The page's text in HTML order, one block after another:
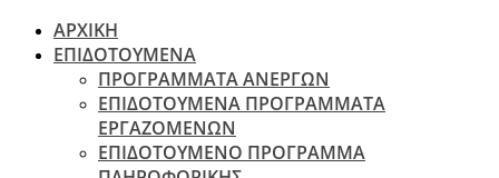
ΑΡΧΙΚΗ
ΕΠΙΔΟΤΟΥΜΕΝΑ
ΠΡΟΓΡΑΜΜΑΤΑ ΑΝΕΡΓΩΝ
ΕΠΙΔΟΤΟΥΜΕΝΑ ΠΡΟΓΡΑΜΜΑΤΑ
ΕΡΓΑΖΟΜΕΝΩΝ
ΕΠΙΔΟΤΟΥΜΕΝΟ ΠΡΟΓΡΑΜΜΑ